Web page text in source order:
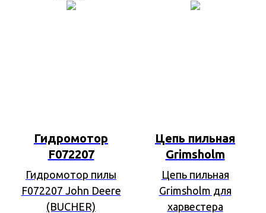
Гидромотор
F072207
Гидромотор пилы
F072207 John Deere
(BUCHER)
Цепь пильная
Grimsholm
Цепь пильная
Grimsholm для
харвестера